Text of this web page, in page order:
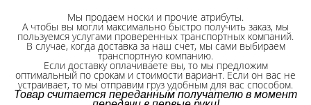
Мы продаем носки и прочие атрибуты.
А чтобы вы могли максимально быстро получить заказ, мы
пользуемся услугами проверенных транспортных компаний.
В случае, когда доставка за наш счет, мы сами выбираем
транспортную компанию.
Если доставку оплачиваете вы, то мы предложим
оптимальный по срокам и стоимости вариант. Если он вас не
устраивает, то мы отправим груз удобным для вас способом.
Товар считается переданным получателю в момент